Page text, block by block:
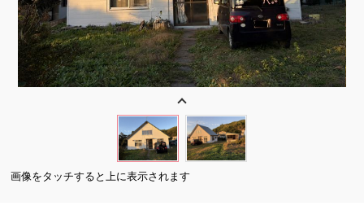
画像をタッチすると上に表示されます